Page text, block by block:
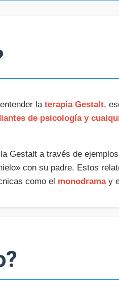
la terapia Gestalt,
de psicología y
Gestalt a través de
con su padre. Estos
como el monodramay